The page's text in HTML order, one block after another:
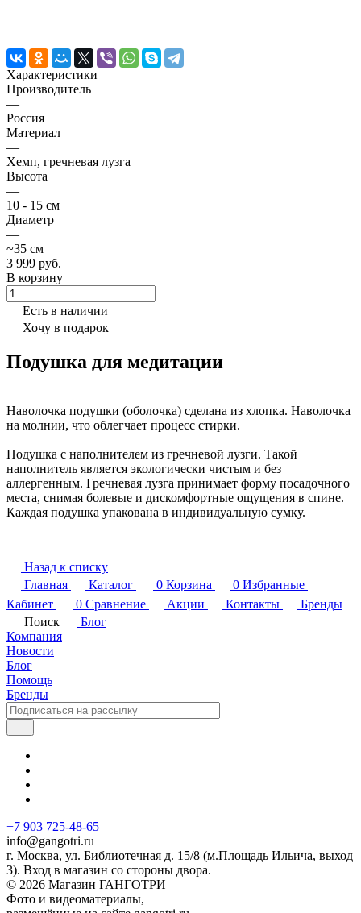
Характеристики
Производитель
—
Россия
Материал
—
Хемп, гречневая лузга
Высота
—
10 - 15 см
Диаметр
—
~35 см
3 999 руб.
В корзину
Есть в наличии
Хочу в подарок
Подушка для медитации
Наволочка подушки (оболочка) сделана из хлопка. Наволочка
на молнии, что облегчает процесс стирки.
Подушка с наполнителем из гречневой лузги. Такой
наполнитель является экологически чистым и без
аллергенным. Гречневая лузга принимает форму посадочного
места, снимая болевые и дискомфортные ощущения в спине.
Каждая подушка упакована в индивидуальную сумку.
Назад к списку
Главная
Каталог 0 Корзина 0 Избранные
Кабинет
0 Сравнение Акции Контакты
Бренды
Поиск
Блог
Компания
Новости
Блог
Помощь
Бренды
+7 903 725-48-65
info@gangotri.ru
г. Москва, ул. Библиотечная д. 15/8 (м.Площадь Ильича, выход
3). Вход в магазин со стороны двора.
© 2026 Магазин ГАНГОТРИ
Фото и видеоматериалы,